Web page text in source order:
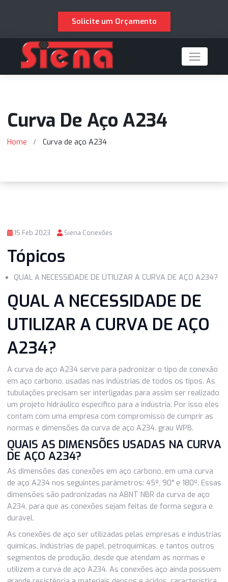
Solicite um Orçamento
Curva De Aço A234
15 Feb 2023
Tópicos
QUAL A NECESSIDADE DE UTILIZAR A CURVA DE AÇO
QUAL A NECESSIDADE DE
UTILIZAR A CURVA DE
A234?
A curva de aço A234 serve para padronizar o tipo de
em aço carbono, usadas nas indústrias de todos os
tubulações precisam ser interligadas para assim ser
um projeto hidráulico específico para a indústria. Por isso
contam com uma empresa com compromisso de cumprir
normas e dimensões da curva de aço A234. grau WPB.
QUAIS AS DIMENSÕES USADAS NA
DE AÇO A234?
As dimensões das conexões em aço carbono, em uma
de aço A234 nos seguintes parâmetros: 45º, 90° e 180º.
dimensões são padronizadas na ABNT NBR da curva de
A234, para que as conexões sejam feitas de forma
durável.